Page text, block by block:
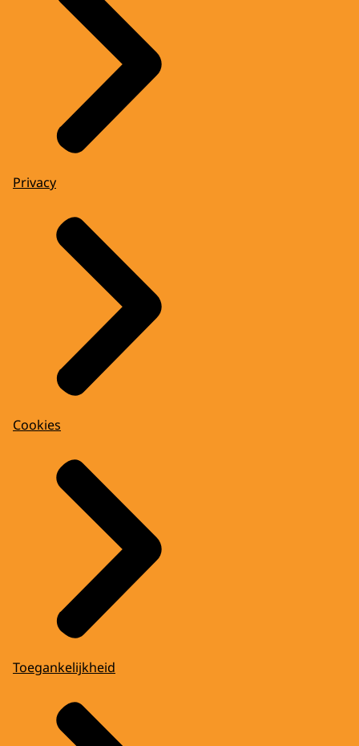
Privacy
Cookies
Toegankelijkheid